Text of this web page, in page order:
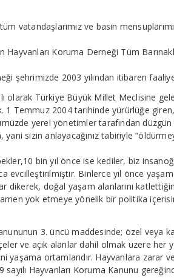
vatandaşlarımız ve basın
Hayvanları Koruma Derneği Tüm
şehrimizde 2003 yılından itibaren
olarak Türkiye Büyük Millet Meclisine
1 Temmuz 2004 tarihinde yürürlüğe giren,
yerel yönetimler tarafından düzgün
sizin anlayacağınız tabiriyle
bin yıl önce ise kediler, biz
evcilleştirilmiştir. Binlerce yıl önce yaşam
dikerek, doğal yaşam alanlarını
yok etmeye yönelik bir politika
3. üncü maddesinde; özel veya
ve açık alanlar dahil olmak üzere her
yaşama ortamlarıdır. Hayvanlara zarar
Hayvanları Koruma Kanunu